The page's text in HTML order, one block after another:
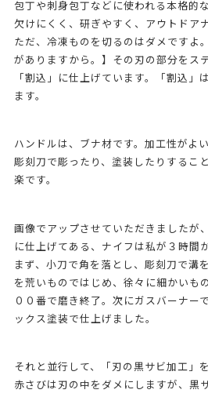
包丁や刺身包丁などに使われる本格的
欠けにくく、研ぎやすく、アウトドア
ただ、冷凍ものを切るのはダメですよ
がありますから。】その刃の部分をス
「割込」に仕上げています。「割込」
ます。
ハンドルは、ブナ材です。加工性がよ
彫刻刀で彫ったり、塗装したりするこ
楽です。
画像でアップさせていただきましたが
に仕上げてある、ナイフは私が３時間
まず、小刀で角を落とし、彫刻刀で溝
を荒いものではじめ、徐々に細かいも
００番で磨き終了。次にガスバーナー
ックス塗装で仕上げました。
それと並行して、「刃の黒サビ加工」
赤さびは刃の中をダメにしますが、黒